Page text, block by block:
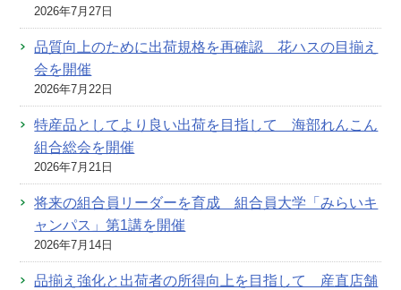
2026年7月27日
品質向上のために出荷規格を再確認 花ハスの目揃え
会を開催
2026年7月22日
特産品としてより良い出荷を目指して 海部れんこん
組合総会を開催
2026年7月21日
将来の組合員リーダーを育成 組合員大学「みらいキ
ャンパス」第1講を開催
2026年7月14日
品揃え強化と出荷者の所得向上を目指して 産直店舗